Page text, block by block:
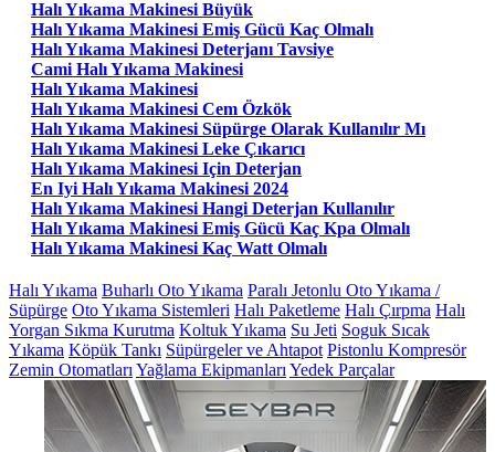
Halı Yıkama Makinesi Büyük
Halı Yıkama Makinesi Emiş Gücü Kaç Olmalı
Halı Yıkama Makinesi Deterjanı Tavsiye
Cami Halı Yıkama Makinesi
Halı Yıkama Makinesi
Halı Yıkama Makinesi Cem Özkök
Halı Yıkama Makinesi Süpürge Olarak Kullanılır Mı
Halı Yıkama Makinesi Leke Çıkarıcı
Halı Yıkama Makinesi Için Deterjan
En Iyi Halı Yıkama Makinesi 2024
Halı Yıkama Makinesi Hangi Deterjan Kullanılır
Halı Yıkama Makinesi Emiş Gücü Kaç Kpa Olmalı
Halı Yıkama Makinesi Kaç Watt Olmalı
Halı Yıkama Buharlı Oto Yıkama Paralı Jetonlu Oto Yıkama /
Süpürge Oto Yıkama Sistemleri Halı Paketleme Halı Çırpma Halı
Yorgan Sıkma Kurutma Koltuk Yıkama Su Jeti Soguk Sıcak
Yıkama Köpük Tankı Süpürgeler ve Ahtapot Pistonlu Kompresör
Zemin Otomatları Yağlama Ekipmanları Yedek Parçalar